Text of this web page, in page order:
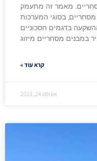
מסחריים. מאמר זה מתעמק
בסוגי המערכות
בדגמים חסכוניים
במבנים מסחריים מיזוג
קרא עוד »
אוגוסט 24, 2023